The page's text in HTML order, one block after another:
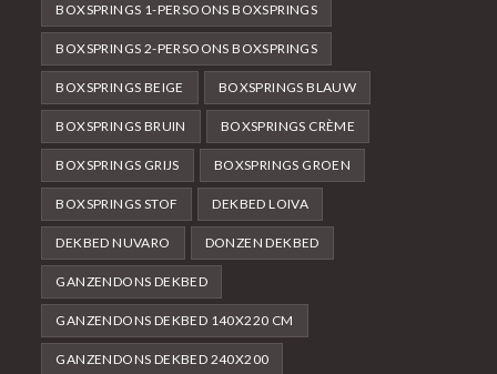
BOXSPRINGS 1-PERSOONS BOXSPRINGS
BOXSPRINGS 2-PERSOONS BOXSPRINGS
BOXSPRINGS BEIGE BOXSPRINGS BLAUW
BOXSPRINGS BRUIN BOXSPRINGS CRÈME
BOXSPRINGS GRIJS BOXSPRINGS GROEN
BOXSPRINGS STOF DEKBED LOIVA
DEKBED NUVARO DONZEN DEKBED
GANZENDONS DEKBED
GANZENDONS DEKBED 140X220 CM
GANZENDONS DEKBED 240X200